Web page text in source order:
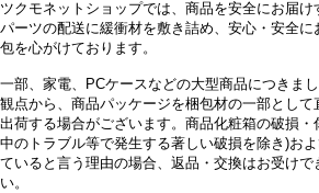
ツクモネットショップでは、商品を安全にお届
パーツの配送に緩衝材を敷き詰め、安心・安全に
包を心がけております。
一部、家電、PCケースなどの大型商品につきま
観点から、商品パッケージを梱包材の一部とし
出荷する場合がございます。商品化粧箱の破損・
中のトラブル等で発生する著しい破損を除き)お
ていると言う理由の場合、返品・交換はお受けで
い。